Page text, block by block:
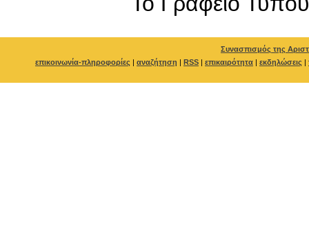
Συνασπισμός της
επικοινωνία-πληροφορίες | αναζήτηση | RSS | επικαιρότητα | εκδηλώσεις |